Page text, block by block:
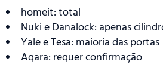
homeit: total
Nuki e Danalock: apenas
Yale e Tesa: maioria das portas
Aqara: requer confirmação